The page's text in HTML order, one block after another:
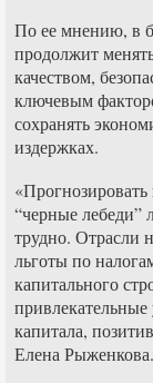
По ее мнению, в
продолжит
качеством,
ключевым
сохранять
издержках.
“черные лебеди”
трудно. Отрасли
льготы по
капитального
привлекательные
капитала,
Елена Рыженкова.